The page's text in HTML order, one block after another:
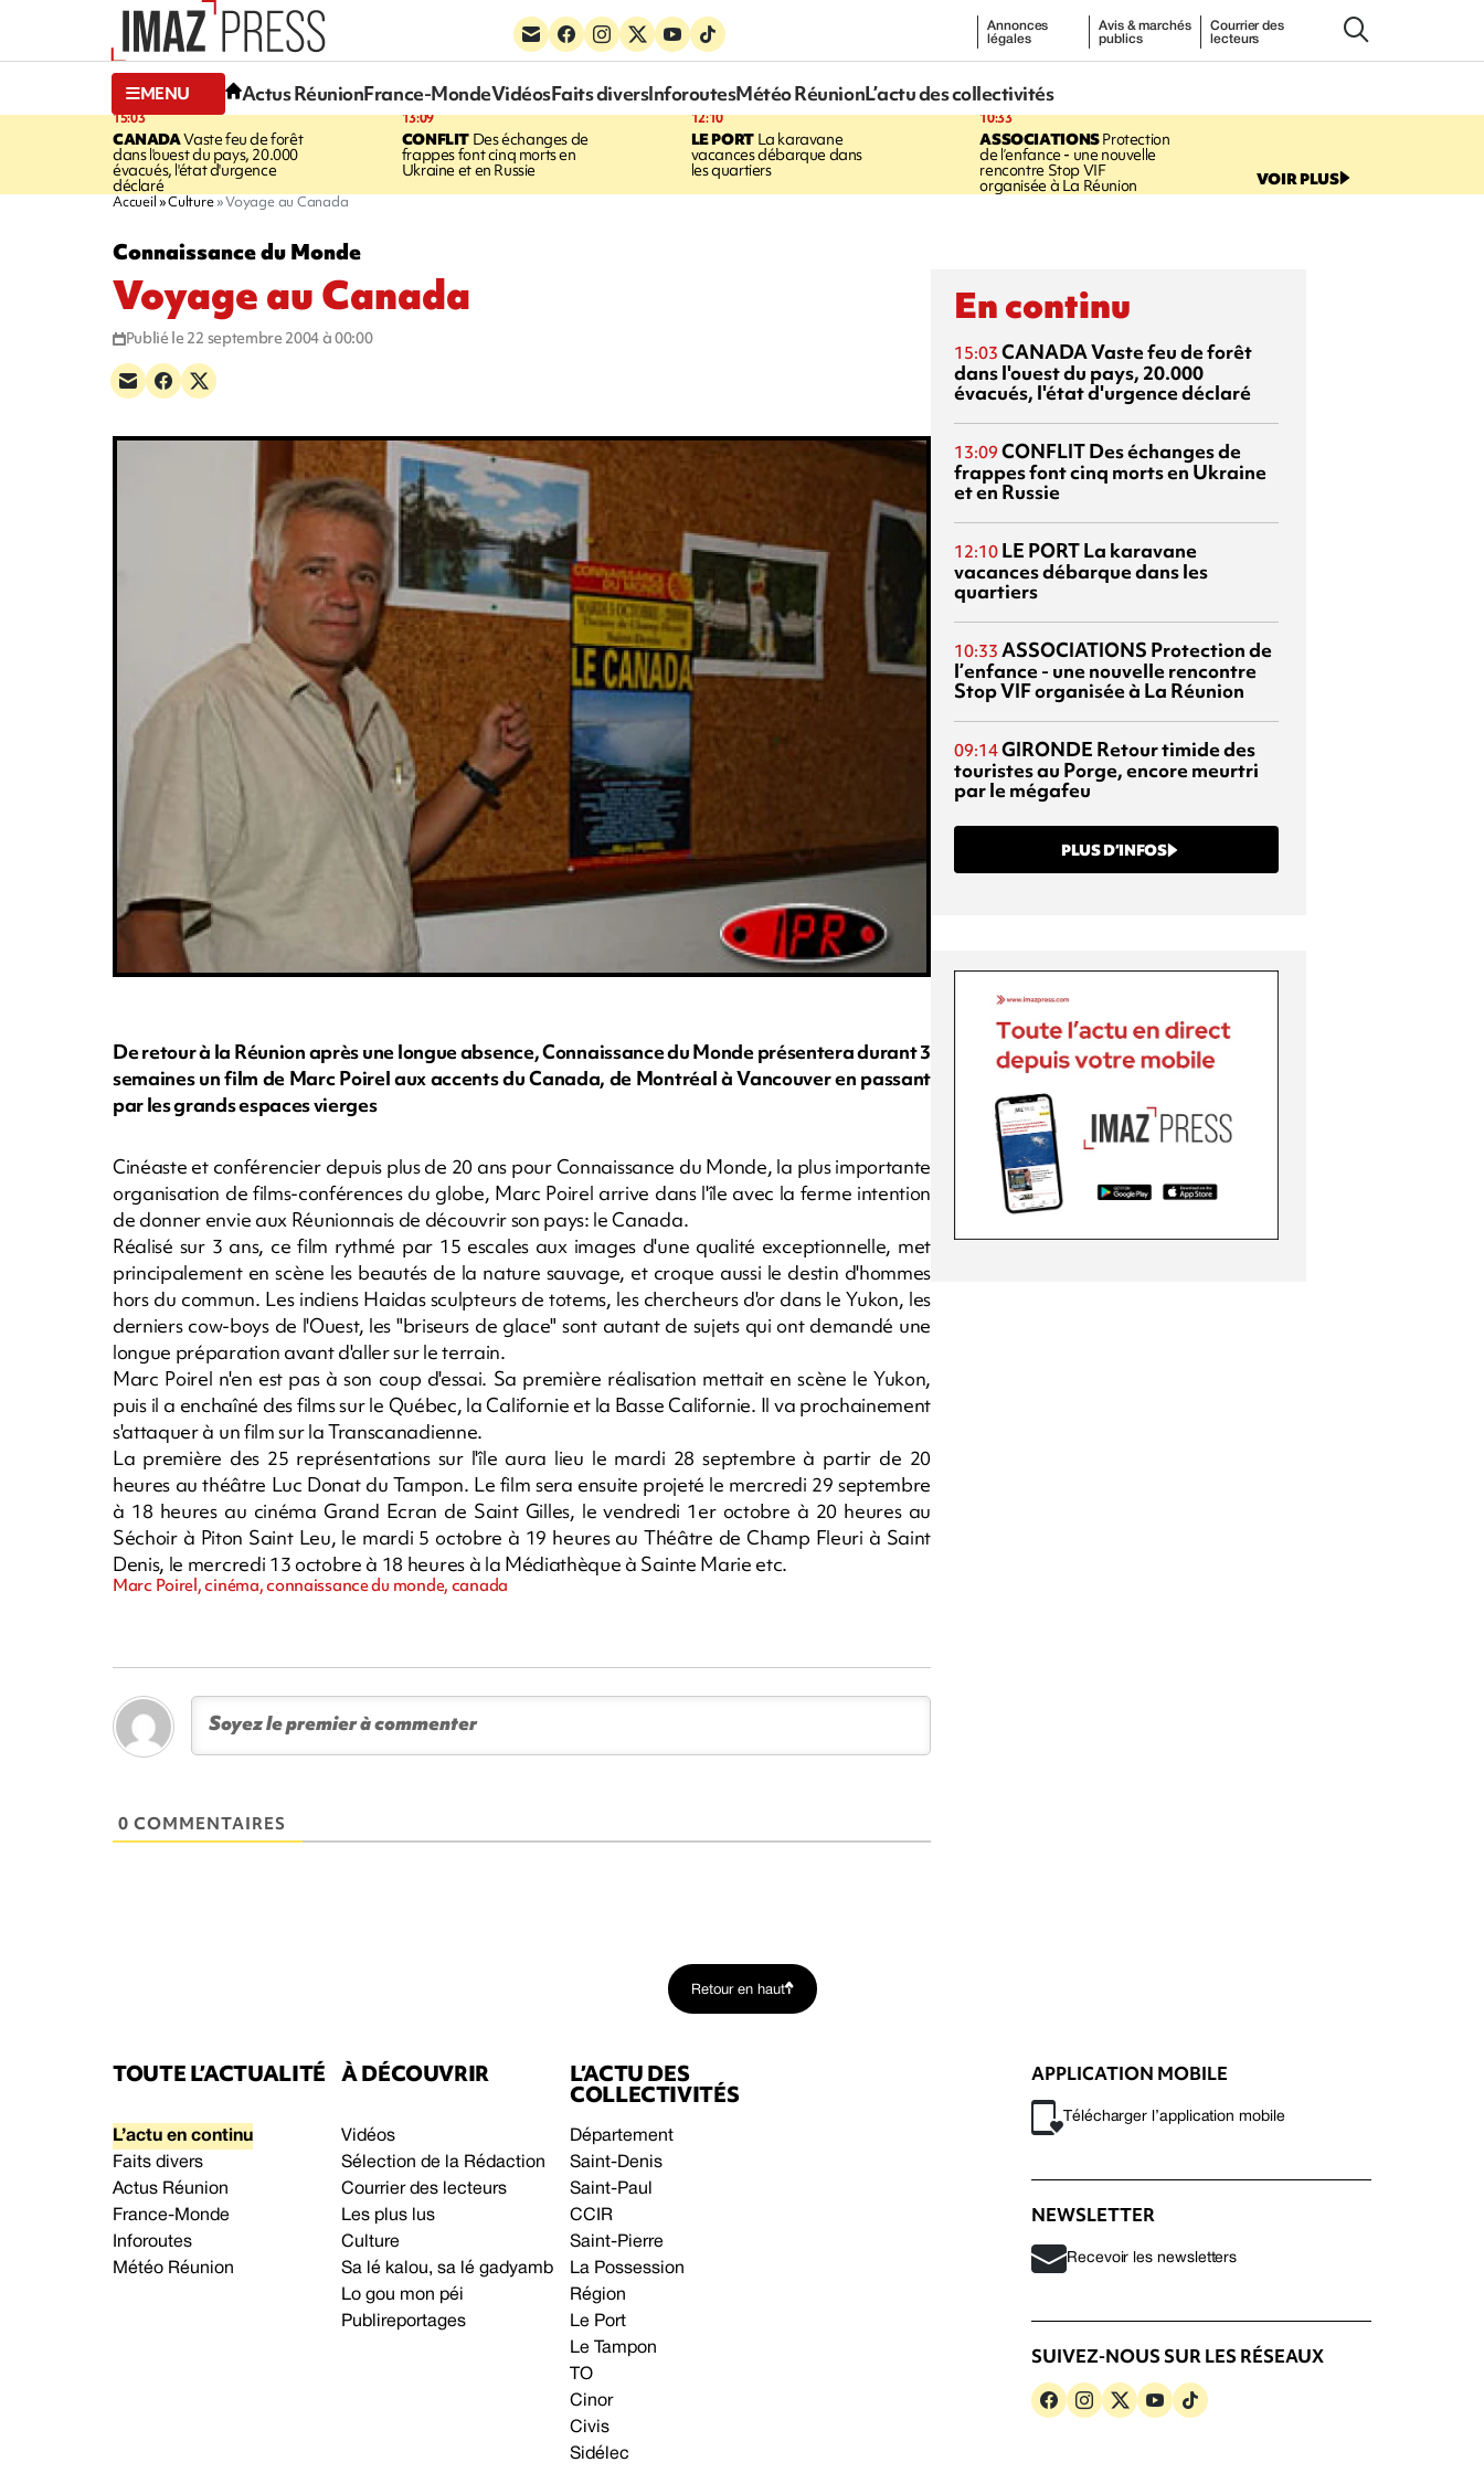
Annonces
légales
Avis & marchés
publics
Courrier des
lecteurs
MENU Actus RéunionFrance-MondeVidéosFaits diversInforoutesMétéo RéunionL’actu des collectivités
15:03
CANADAVaste feu de forêt
dans l'ouest du pays, 20.000
évacués, l'état d'urgence
déclaré
13:09
CONFLIT Des échanges de
frappes font cinq morts en
Ukraine et en Russie
12:10
LE PORTLa karavane
vacances débarque dans
les quartiers
10:33
ASSOCIATIONSProtection
de l’enfance - une nouvelle
rencontre Stop VIF
organisée à La Réunion VOIR PLUS
Accueil Culture Voyage au Canada
Connaissance du Monde
Voyage au Canada
Publié le 22 septembre 2004 à 00:00
De retour à la Réunion après une longue absence, Connaissance du Monde présentera durant 3
semaines un film de Marc Poirel aux accents du Canada, de Montréal à Vancouver en passant
par les grands espaces vierges
Cinéaste et conférencier depuis plus de 20 ans pour Connaissance du Monde, la plus importante
organisation de films-conférences du globe, Marc Poirel arrive dans l'île avec la ferme intention
de donner envie aux Réunionnais de découvrir son pays: le Canada.
Réalisé sur 3 ans, ce film rythmé par 15 escales aux images d'une qualité exceptionnelle, met
principalement en scène les beautés de la nature sauvage, et croque aussi le destin d'hommes
hors du commun. Les indiens Haidas sculpteurs de totems, les chercheurs d'or dans le Yukon, les
derniers cow-boys de l'Ouest, les "briseurs de glace" sont autant de sujets qui ont demandé une
longue préparation avant d'aller sur le terrain.
Marc Poirel n'en est pas à son coup d'essai. Sa première réalisation mettait en scène le Yukon,
puis il a enchaîné des films sur le Québec, la Californie et la Basse Californie. Il va prochainement
s'attaquer à un film sur la Transcanadienne.
La première des 25 représentations sur l'île aura lieu le mardi 28 septembre à partir de 20
heures au théâtre Luc Donat du Tampon. Le film sera ensuite projeté le mercredi 29 septembre
à 18 heures au cinéma Grand Ecran de Saint Gilles, le vendredi 1er octobre à 20 heures au
Séchoir à Piton Saint Leu, le mardi 5 octobre à 19 heures au Théâtre de Champ Fleuri à Saint
Denis, le mercredi 13 octobre à 18 heures à la Médiathèque à Sainte Marie etc.
Marc Poirel, cinéma, connaissance du monde, canada
0 COMMENTAIRES
En continu
15:03 CANADAVaste feu de forêt
dans l'ouest du pays, 20.000
évacués, l'état d'urgence déclaré
13:09 CONFLITDes échanges de
frappes font cinq morts en Ukraine
et en Russie
12:10 LE PORTLa karavane
vacances débarque dans les
quartiers
10:33 ASSOCIATIONS Protection de
l’enfance - une nouvelle rencontre
Stop VIF organisée à La Réunion
09:14GIRONDE Retour timide des
touristes au Porge, encore meurtri
par le mégafeu
PLUS D’INFOS
Retour en haut
TOUTE L’ACTUALITÉ
L’actu en continu
Faits divers
Actus Réunion
France-Monde
Inforoutes
Météo Réunion
À DÉCOUVRIR
Vidéos
Sélection de la Rédaction
Courrier des lecteurs
Les plus lus
Culture
Sa lé kalou, sa lé gadyamb
Lo gou mon péi
Publireportages
L’ACTU DES
COLLECTIVITÉS
Département
Saint-Denis
Saint-Paul
CCIR
Saint-Pierre
La Possession
Région
Le Port
Le Tampon
TO
Cinor
Civis
Sidélec
APPLICATION MOBILE
Télécharger l’application mobile
NEWSLETTER
Recevoir les newsletters
SUIVEZ-NOUS SUR LES RÉSEAUX